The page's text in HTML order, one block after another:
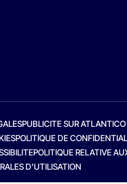
PUBLICITE SUR ATLANTICO
POLITIQUE DE
POLITIQUE RELATIVE
D’UTILISATION